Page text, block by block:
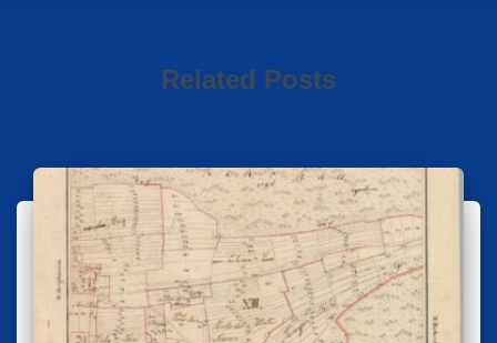
Related Posts